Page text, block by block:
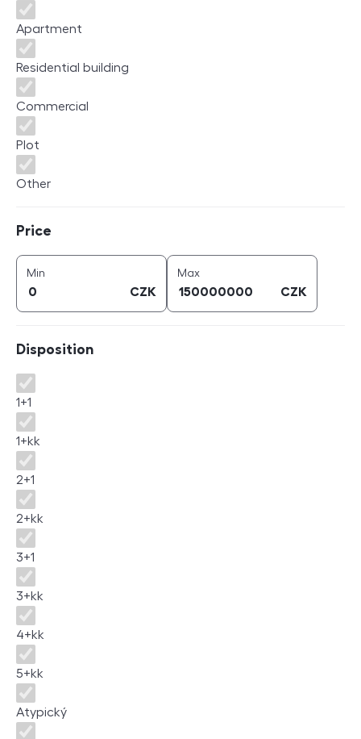
Apartment
Residential building
Commercial
Plot
Other
Price
Min
CZK
Maxprice (
CZK
Disposition
Disposition
1+1
1+kk
2+1
2+kk
3+1
3+kk
4+kk
5+kk
Atypický